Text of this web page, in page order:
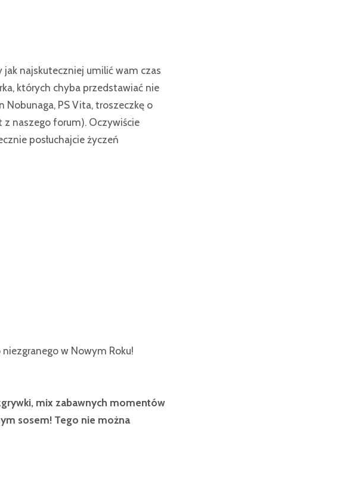
najskuteczniej umilić wam czas
których chyba przedstawiać nie
PS Vita, troszeczkę o
naszego forum). Oczywiście
posłuchajcie życzeń
w Nowym Roku!
mix zabawnych momentów
sosem! Tego nie można